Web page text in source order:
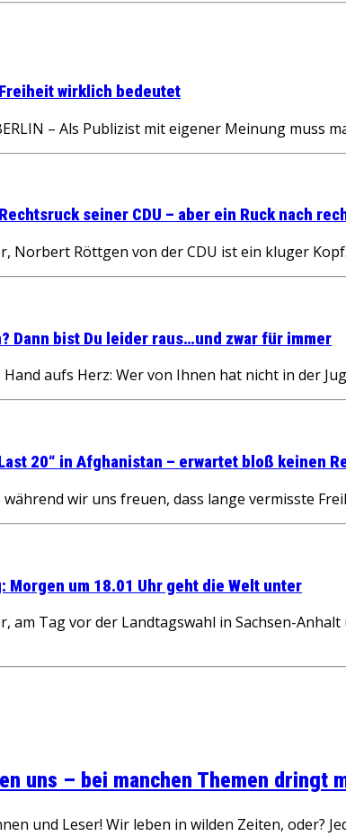
wirklich bedeutet
– Als Publizist mit eigener Meinung
seiner CDU – aber ein Ruck nach
Norbert Röttgen von der CDU ist ein kluger
Dann bist Du leider raus…und zwar für immer
aufs Herz: Wer von Ihnen hat nicht in der
20“ in Afghanistan – erwartet bloß keinen
wir uns freuen, dass lange vermisste
Morgen um 18.01 Uhr geht die Welt unter
am Tag vor der Landtagswahl in Sachsen-
uns – bei manchen Themen dringt
und Leser! Wir leben in wilden Zeiten, oder?